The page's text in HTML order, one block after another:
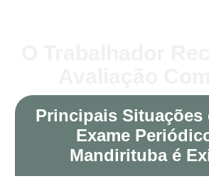
Principais Situações
Exame
Mandirituba é